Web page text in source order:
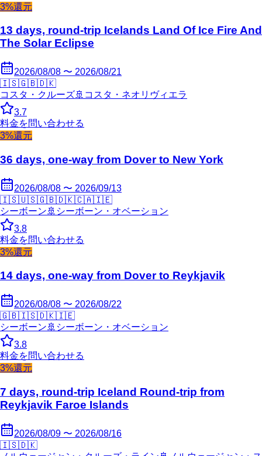
3%還元
13 days, round-trip Icelands Land Of Ice Fire And
The Solar Eclipse
2026/08/08 〜 2026/08/21
🇮🇸🇬🇧🇩🇰
コスタ・クルーズ🚢 コスタ・ネオリヴィエラ
3.7
料金を問い合わせる
3%還元
36 days, one-way from Dover to New York
2026/08/08 〜 2026/09/13
🇮🇸🇺🇸🇬🇧🇩🇰🇨🇦🇮🇪
シーボーン 🚢 シーボーン・オベーション
3.8
料金を問い合わせる
3%還元
14 days, one-way from Dover to Reykjavik
2026/08/08 〜 2026/08/22
🇬🇧🇮🇸🇩🇰🇮🇪
シーボーン 🚢 シーボーン・オベーション
3.8
料金を問い合わせる
3%還元
7 days, round-trip Iceland Round-trip from
Reykjavik Faroe Islands
2026/08/09 〜 2026/08/16
🇮🇸🇩🇰